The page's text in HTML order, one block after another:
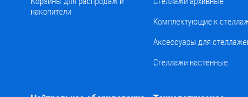
накопители
Комплектующие к
Аксессуары для
Стеллажи настенные